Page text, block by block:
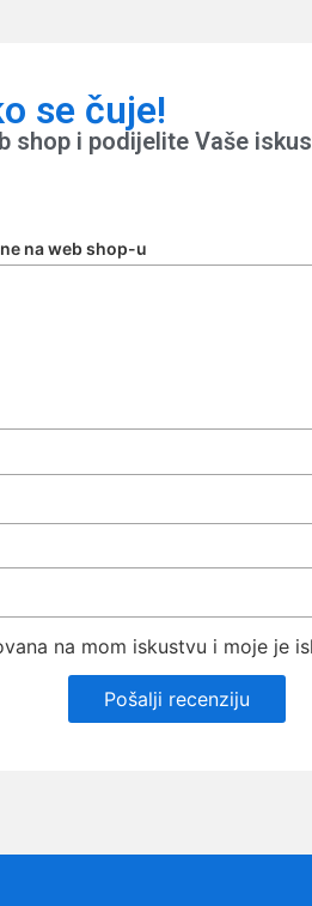
se čuje!
shop i podijelite Vaše
na web shop-u
na mom iskustvu i moje je
Pošalji recenziju